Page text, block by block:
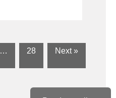
… 28 Next »